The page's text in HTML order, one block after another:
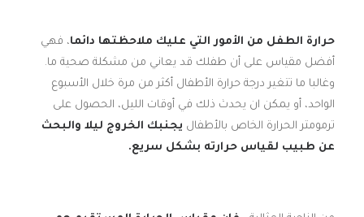
حرارة الطفل من الأمور التي عليك ملاحظتها دائما، فهي
أفضل مقياس على أن طفلك قد يعاني من مشكلة صحية ما.
وغالبا ما تتغير درجة حرارة الأطفال أكثر من مرة خلال الأسبوع
الواحد، أو يمكن ان يحدث ذلك في أوقات الليل، الحصول على
ترمومتر الحرارة الخاص بالأطفال يجنبك الخروج ليلا والبحث
عن طبيب لقياس حرارته بشكل سريع.